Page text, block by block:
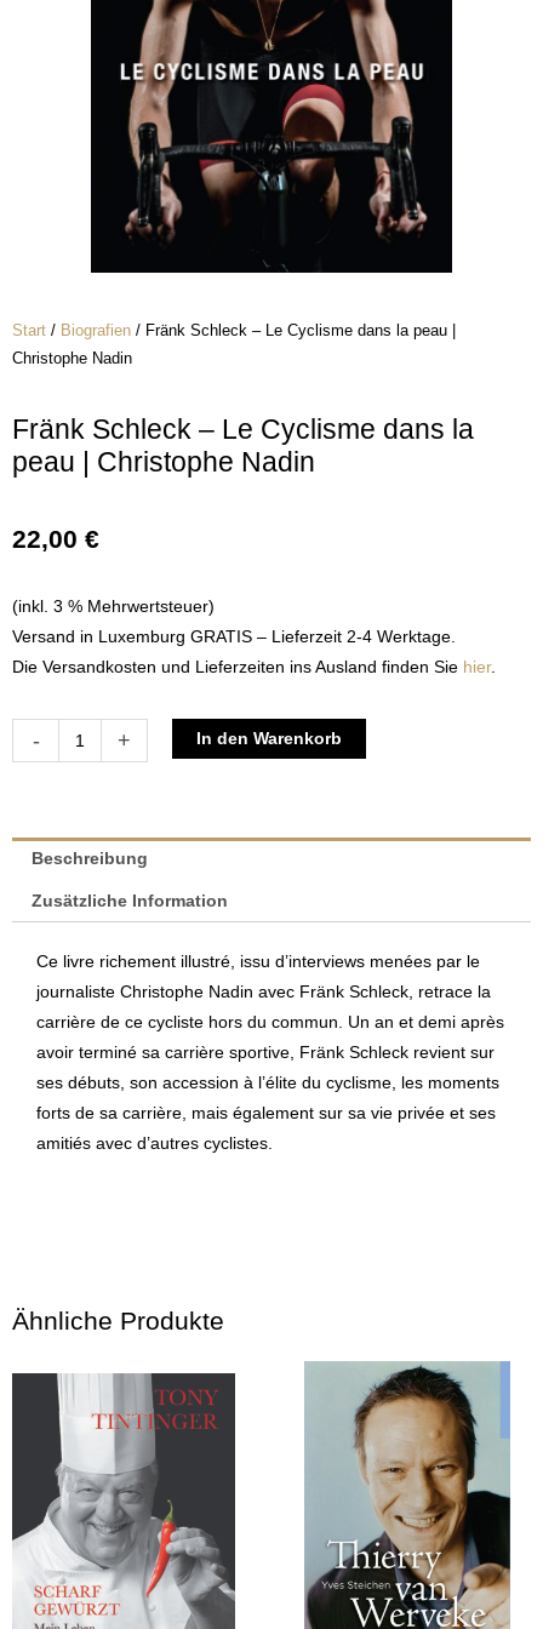
Start / Biografien / Fränk Schleck – Le Cyclisme dans la peau |
Christophe Nadin
Fränk Schleck – Le Cyclisme dans la
peau | Christophe Nadin
22,00 €
(inkl. 3 % Mehrwertsteuer)
Versand in Luxemburg GRATIS – Lieferzeit 2-4 Werktage.
Die Versandkosten und Lieferzeiten ins Ausland finden Sie hier.
-
Fränk
Cyclisme
Christophe
Nadin
Menge
+ In den Warenkorb
Beschreibung
Zusätzliche Information
Ce livre richement illustré, issu d’interviews menées par le
journaliste Christophe Nadin avec Fränk Schleck, retrace la
carrière de ce cycliste hors du commun. Un an et demi après
avoir terminé sa carrière sportive, Fränk Schleck revient sur
ses débuts, son accession à l’élite du cyclisme, les moments
forts de sa carrière, mais également sur sa vie privée et ses
amitiés avec d’autres cyclistes.
Ähnliche Produkte